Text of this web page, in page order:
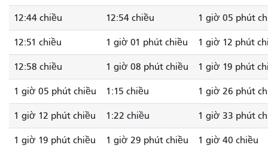
12:44 chiều 12:54 chiều 1 giờ 05 phút
12:51 chiều 1 giờ 01 phút chiều 1 giờ 12 phút
12:58 chiều 1 giờ 08 phút chiều 1 giờ 19 phút
1 giờ 05 phút chiều 1:15 chiều 1 giờ 26 phút
1 giờ 12 phút chiều 1:22 chiều 1 giờ 33 phút
1 giờ 19 phút chiều 1 giờ 29 phút chiều 1 giờ 40 chiều